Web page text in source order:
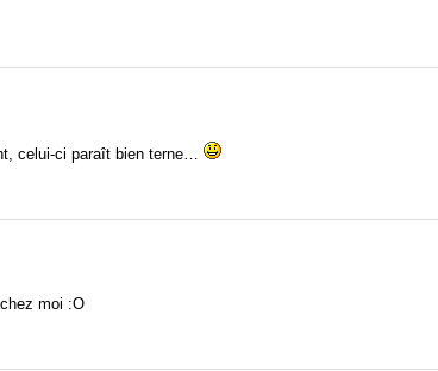
celui-ci paraît bien terne…
moi :O